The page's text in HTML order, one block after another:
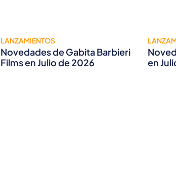
LANZAMIENTOS
Novedades de Gabita Barbieri
Films en Julio de 2026
en